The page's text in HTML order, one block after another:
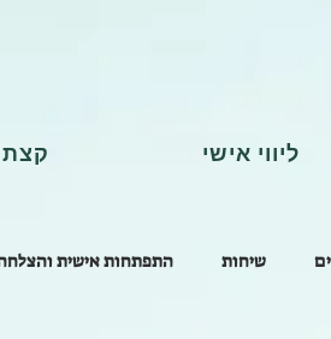
ליווי אישי קצת
שיחות התפתחות אישית